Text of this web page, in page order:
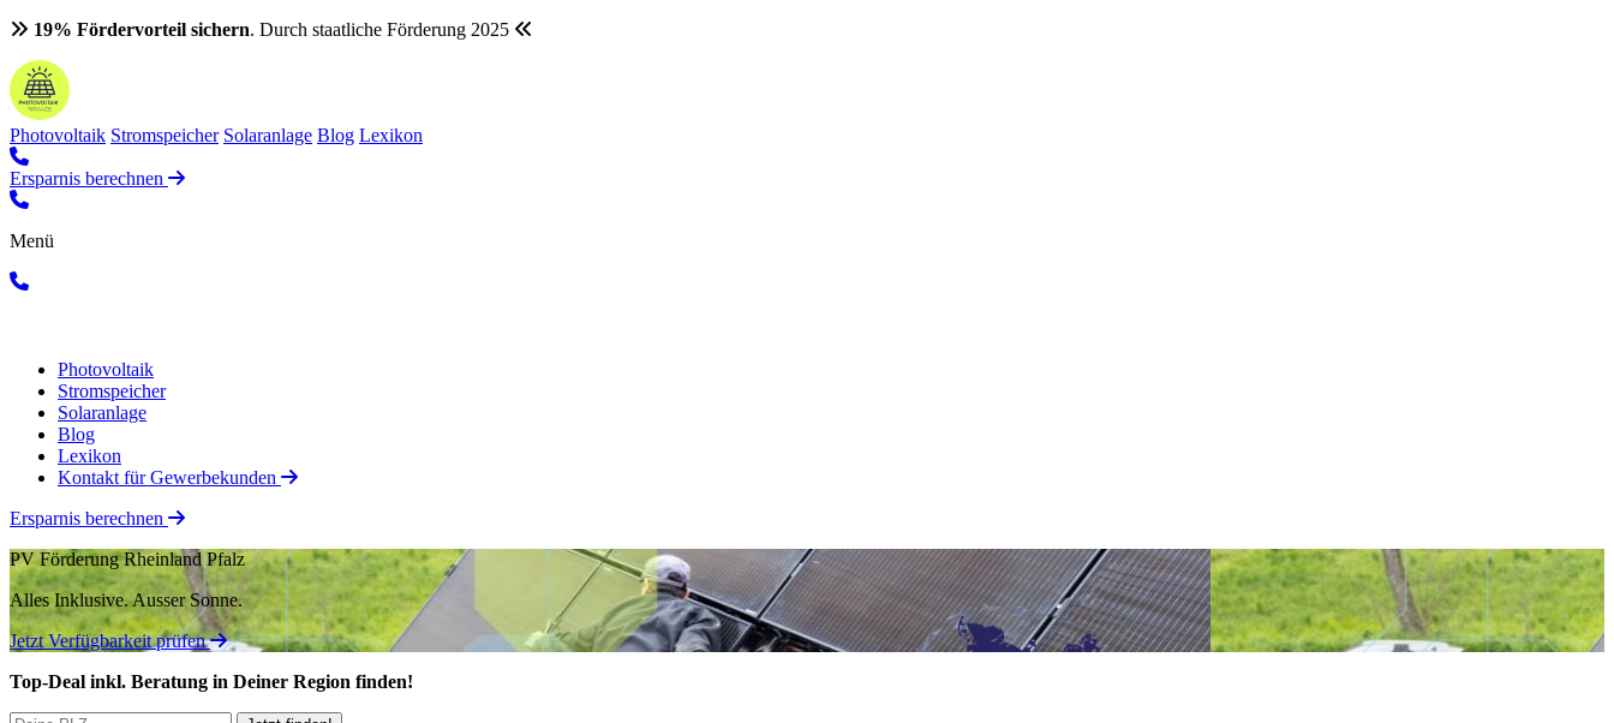
19% Fördervorteil sichern. Durch staatliche Förderung 2025
Photovoltaik Stromspeicher Solaranlage Blog Lexikon
Ersparnis berechnen
Menü
Photovoltaik
Stromspeicher
Solaranlage
Blog
Lexikon
Kontakt für Gewerbekunden
Ersparnis berechnen
PV Förderung Rheinland Pfalz
Alles Inklusive.Ausser Sonne.
Jetzt Verfügbarkeit prüfen
Top-Deal inkl. Beratung in Deiner Region finden!